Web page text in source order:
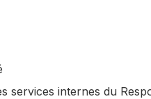
services internes du